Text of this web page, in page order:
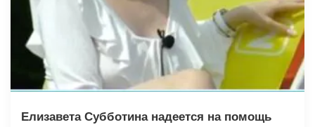
Елизавета Субботина надеется на помощь